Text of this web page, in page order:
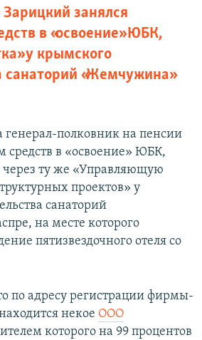
занялся
в «освоение» ЮБК,
у крымского
санаторий «Жемчужина»
генерал-полковник на пенсии
средств в «освоение» ЮБК,
через ту же «Управляющую
проектов» у
санаторий
на месте которого
пятизвездочного отеля со
по адресу регистрации фирмы-
некое ООО
которого на 99 процентов